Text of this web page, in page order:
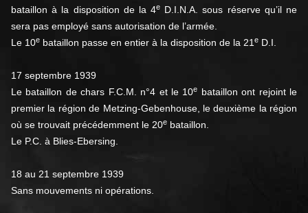
bataillon à la disposition de la 4e D.I.N.A. sous réserve qu’il ne
sera pas employé sans autorisation de l’armée.
Le 10e bataillon passe en entier à la disposition de la 21 e D.I.
17 septembre 1939
Le bataillon de chars F.C.M. n°4 et le 10e bataillon ont rejoint le
premier la région de Metzing-Gebenhouse, le deuxième la région
où se trouvait précédemment le 20e bataillon.
Le P.C. à Blies-Ebersing.
18 au 21 septembre 1939
Sans mouvements ni opérations.